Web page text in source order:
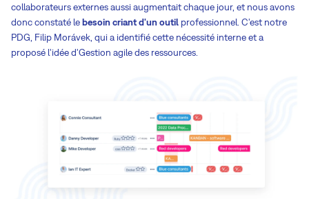
collaborateurs externes aussi augmentait chaque jour, et nous avons
donc constaté lebesoin criant d'un outil professionnel. C'est notre
PDG, Filip Morávek, qui a identifié cette nécessité interne et a
proposé l'idée d'Gestion agile des ressources.